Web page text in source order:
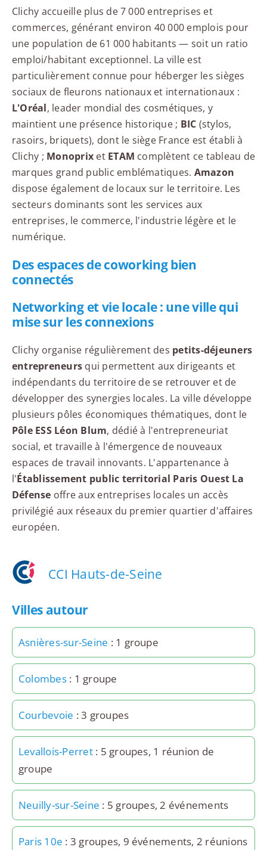
Clichy accueille plus de 7 000 entreprises et
commerces, générant environ 40 000 emplois pour
une population de 61 000 habitants — soit un ratio
emploi/habitant exceptionnel. La ville est
particulièrement connue pour héberger les sièges
sociaux de fleurons nationaux et internationaux :
L'Oréal, leader mondial des cosmétiques, y
maintient une présence historique ; BIC (stylos,
rasoirs, briquets), dont le siège France est établi à
Clichy ; Monoprix et ETAM complètent ce tableau de
marques grand public emblématiques. Amazon
dispose également de locaux sur le territoire. Les
secteurs dominants sont les services aux
entreprises, le commerce, l'industrie légère et le
numérique.
Des espaces de coworking bien
connectés
Networking et vie locale : une ville qui
mise sur les connexions
Clichy organise régulièrement des petits-déjeuners
entrepreneurs qui permettent aux dirigeants et
indépendants du territoire de se retrouver et de
développer des synergies locales. La ville développe
plusieurs pôles économiques thématiques, dont le
Pôle ESS Léon Blum, dédié à l'entrepreneuriat
social, et travaille à l'émergence de nouveaux
espaces de travail innovants. L'appartenance à
l'Établissement public territorial Paris Ouest La
Défense offre aux entreprises locales un accès
privilégié aux réseaux du premier quartier d'affaires
européen.
CCI Hauts-de-Seine
Villes autour
Asnières-sur-Seine : 1 groupe
Colombes: 1 groupe
Courbevoie : 3 groupes
Levallois-Perret: 5 groupes, 1 réunion de
groupe
Neuilly-sur-Seine : 5 groupes, 2 événements
Paris 10e : 3 groupes, 9 événements, 2 réunions